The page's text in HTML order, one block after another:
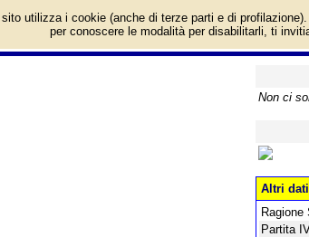
Farmacia Imbesi a Roma, Viale Europa, 80. Categoria
Non ci
Altri dati
Ragione
Partita
utilizza i cookie (anche di terze parti e di
per conoscere le modalità per disabilitarli, ti